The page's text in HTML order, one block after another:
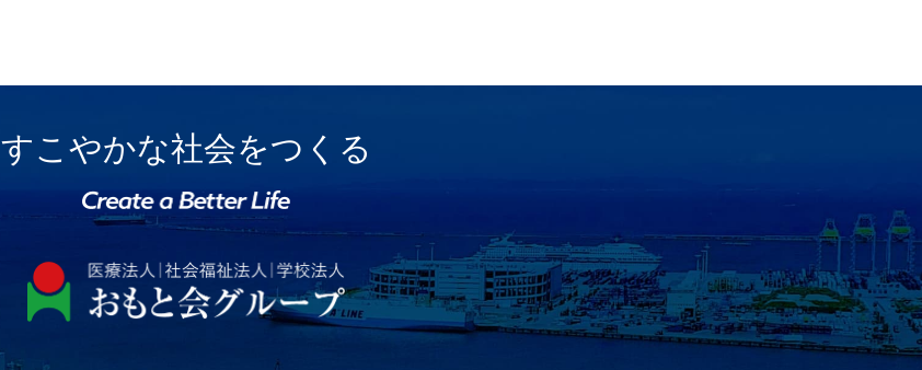
すこやかな社会をつくる